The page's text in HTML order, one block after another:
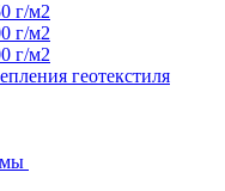
г/м2
г/м2
г/м2
геотекстиля